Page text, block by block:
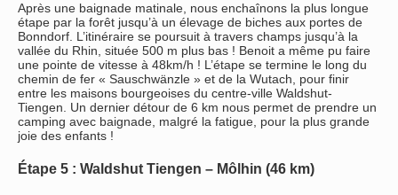
Après une baignade matinale, nous enchaînons la plus longue
étape par la forêt jusqu’à un élevage de biches aux portes de
Bonndorf. L’itinéraire se poursuit à travers champs jusqu’à la
vallée du Rhin, située 500 m plus bas ! Benoit a même pu faire
une pointe de vitesse à 48km/h ! L’étape se termine le long du
chemin de fer « Sauschwänzle » et de la Wutach, pour finir
entre les maisons bourgeoises du centre-ville Waldshut-
Tiengen. Un dernier détour de 6 km nous permet de prendre un
camping avec baignade, malgré la fatigue, pour la plus grande
joie des enfants !
Étape 5 : Waldshut Tiengen – Môlhin (46 km)